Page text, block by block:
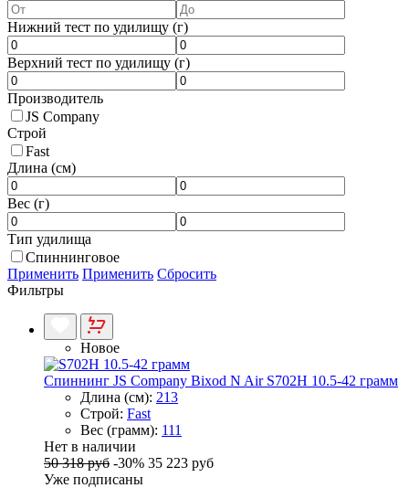
Нижний тест по удилищу (г)
Верхний тест по удилищу (г)
Производитель
JS Company
Строй
Fast
Длина (см)
Вес (г)
Тип удилища
Спиннинговое
Применить Применить Сбросить
Фильтры
Новое
Спиннинг JS Company Bixod N Air S702H 10.5-42 грамм
Длина (см): 213
Строй: Fast
Вес (грамм): 111
Нет в наличии
50 318 руб -30% 35 223 руб
Уже подписаны